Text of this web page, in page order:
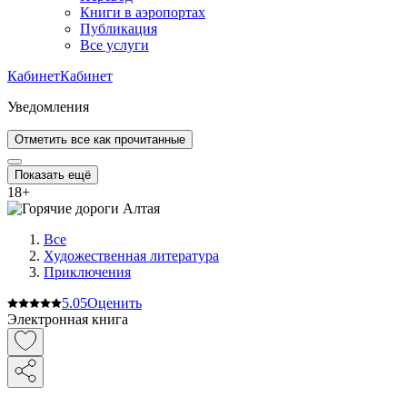
Книги в аэропортах
Публикация
Все услуги
КабинетКабинет
Уведомления
Отметить все как прочитанные
Показать ещё
18+
Все
Художественная литература
Приключения
5.05Оценить
Электронная книга